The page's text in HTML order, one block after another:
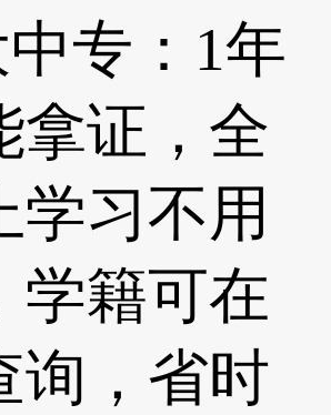
专：1年
拿证，全
学习不用
学籍可在
询，省时